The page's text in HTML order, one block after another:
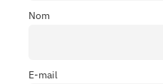
Nom
E-mail